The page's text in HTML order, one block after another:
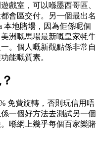
戲室，可以喺墨西哥區、
會區交付。另一個最出名
本地賭場，因為佢係呢個
洲嘅馬場最新嘅皇家牦牛
。個人嘅新觀點係非常自
能嘅質素。
免費旋轉，否則玩信用唔
一個好方法去測試另一個
喺網上幾乎每個百家樂賭